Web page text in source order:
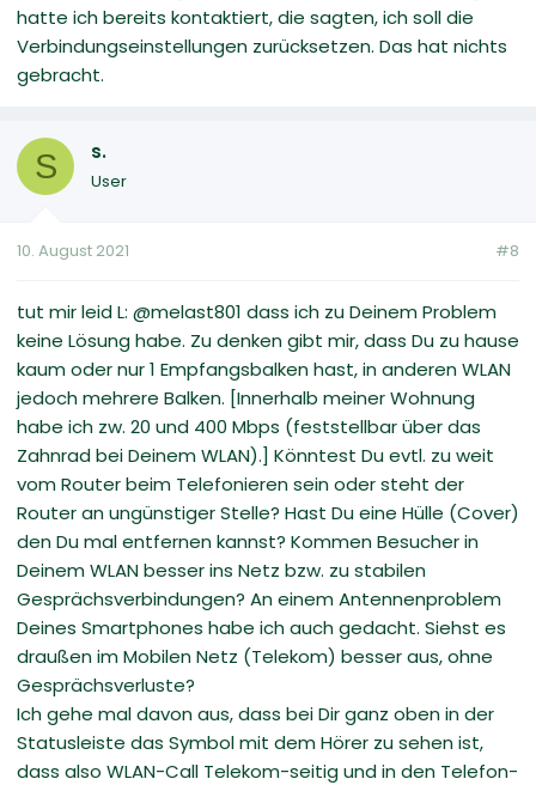
hatte ich bereits kontaktiert, die sagten, ich soll die
Verbindungseinstellungen zurücksetzen. Das hat nichts
gebracht.
S s.
User
10. August 2021 #8
tut mir leid L: @melast801 dass ich zu Deinem Problem
keine Lösung habe. Zu denken gibt mir, dass Du zu hause
kaum oder nur 1 Empfangsbalken hast, in anderen WLAN
jedoch mehrere Balken. [Innerhalb meiner Wohnung
habe ich zw. 20 und 400 Mbps (feststellbar über das
Zahnrad bei Deinem WLAN).] Könntest Du evtl. zu weit
vom Router beim Telefonieren sein oder steht der
Router an ungünstiger Stelle? Hast Du eine Hülle (Cover)
den Du mal entfernen kannst? Kommen Besucher in
Deinem WLAN besser ins Netz bzw. zu stabilen
Gesprächsverbindungen? An einem Antennenproblem
Deines Smartphones habe ich auch gedacht. Siehst es
draußen im Mobilen Netz (Telekom) besser aus, ohne
Gesprächsverluste?
Ich gehe mal davon aus, dass bei Dir ganz oben in der
Statusleiste das Symbol mit dem Hörer zu sehen ist,
dass also WLAN-Call Telekom-seitig und in den Telefon-